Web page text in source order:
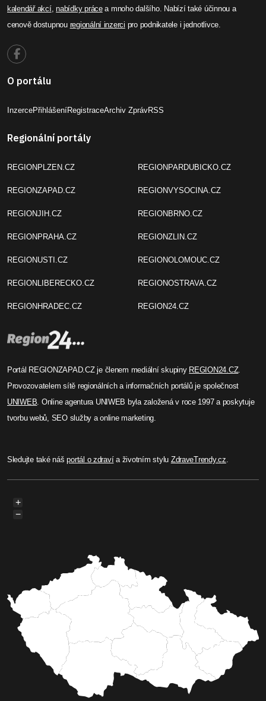
kalendář akcí,nabídky prácea mnoho dalšího. Nabízí také účinnou a
cenově dostupnou regionální inzerci pro podnikatele i jednotlivce.
O portálu
InzercePřihlášeníRegistraceArchiv ZprávRSS
Regionální portály
REGIONPLZEN.CZ
REGIONZAPAD.CZ
REGIONJIH.CZ
REGIONPRAHA.CZ
REGIONUSTI.CZ
REGIONLIBERECKO.CZ
REGIONHRADEC.CZ
REGIONPARDUBICKO.CZ
REGIONVYSOCINA.CZ
REGIONBRNO.CZ
REGIONZLIN.CZ
REGIONOLOMOUC.CZ
REGIONOSTRAVA.CZ
REGION24.CZ
Portál REGIONZAPAD.CZ je členem mediální skupiny REGION24.CZ.
Provozovatelem sítě regionálních a informačních portálů je společnost
UNIWEB . Online agentura UNIWEB byla založená v roce 1997 a poskytuje
tvorbu webů, SEO služby a online marketing.
Sledujte také nášportál o zdravía životním stylu ZdraveTrendy.cz
+
−